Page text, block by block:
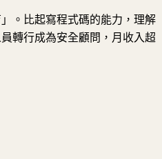
。比起寫程式碼的能力，理解
轉行成為安全顧問，月收入超